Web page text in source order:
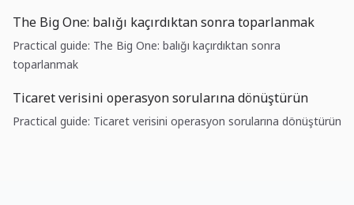
The Big One: balığı kaçırdıktan sonra toparlanmak
Practical guide: The Big One: balığı kaçırdıktan sonra
toparlanmak
Ticaret verisini operasyon sorularına dönüştürün
Practical guide: Ticaret verisini operasyon sorularına dönüştürün